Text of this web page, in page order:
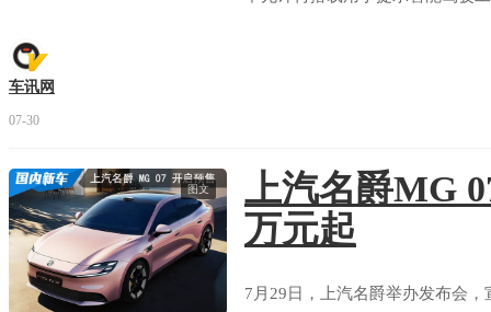
车讯网
07-30
图文
上汽名爵MG
万元起
7月29日，上汽名爵举办发布会
全部拆解 启辰 大V DDi